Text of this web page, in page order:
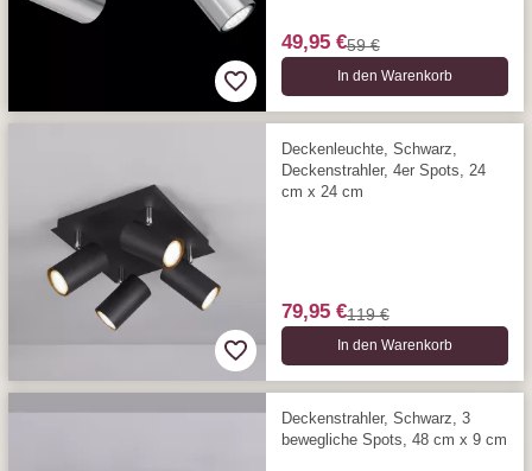
49,95 €59 €
In den Warenkorb
Deckenleuchte, Schwarz,
Deckenstrahler, 4er Spots, 24
cm x 24 cm
79,95 €119 €
In den Warenkorb
Deckenstrahler, Schwarz, 3
bewegliche Spots, 48 cm x 9 cm